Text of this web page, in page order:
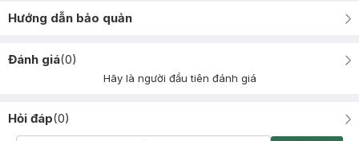
Hướng dẫn bảo quản
Đánh giá(0)
Hãy là người đầu tiên đánh giá
Hỏi đáp(0)